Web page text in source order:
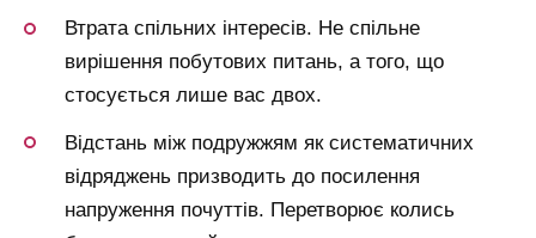
Втрата спільних інтересів. Не спільне
вирішення побутових питань, а того, що
стосується лише вас двох.
Відстань між подружжям як систематичних
відряджень призводить до посилення
напруження почуттів. Перетворює колись